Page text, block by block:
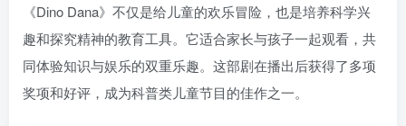
《Dino Dana》不仅是给儿童的欢乐冒险，也是培养科学兴
趣和探究精神的教育工具。它适合家长与孩子一起观看，共
同体验知识与娱乐的双重乐趣。这部剧在播出后获得了多项
奖项和好评，成为科普类儿童节目的佳作之一。